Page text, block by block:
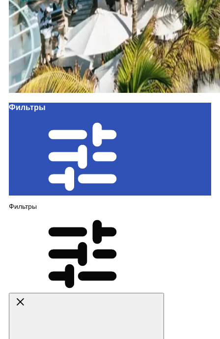
Фильтры
Фильтры